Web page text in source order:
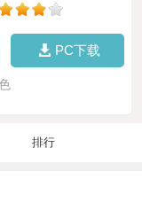
PC下载
排行